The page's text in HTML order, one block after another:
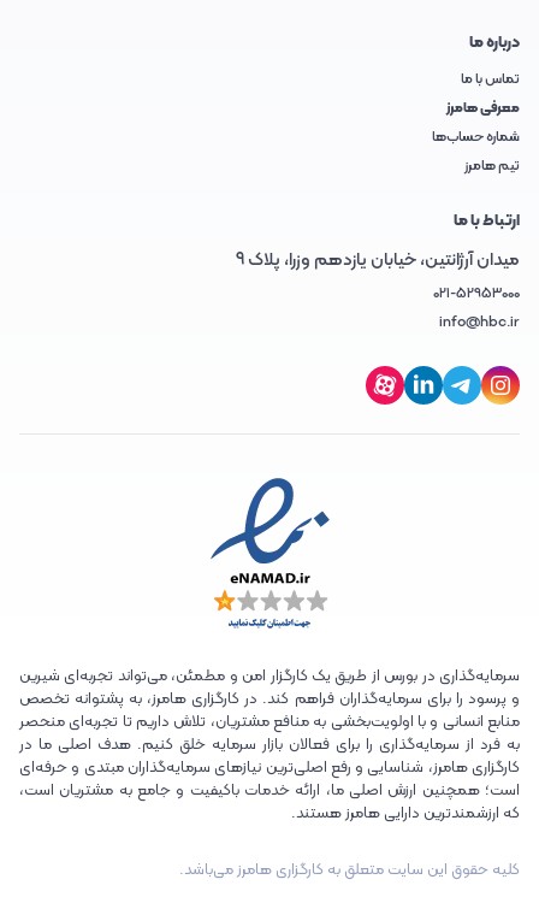
درباره ما
تماس با ما
معرفی هامرز
شماره حساب‌ها
تیم هامرز
ارتباط با ما
میدان آرژانتین، خیابان یازدهم وزرا، پلاک 9
021-52953000
info@hbc.ir
سرمایه‌گذاری در بورس از طریق یک کارگزار امن و مطمئن، می‌تواند تجربه‌ای شیرین
و پرسود را برای سرمایه‌گذاران فراهم کند. در کارگزاری هامرز، به پشتوانه تخصص
منابع انسانی و با اولویت‌بخشی به منافع مشتریان، تلاش داریم تا تجربه‌ای منحصر
به فرد از سرمایه‌گذاری را برای فعالان بازار سرمایه خلق کنیم. هدف اصلی ما در
کارگزاری هامرز، شناسایی و رفع اصلی‌ترین نیازهای سرمایه‌گذاران مبتدی و حرفه‌ای
است؛ همچنین ارزش اصلی ما، ارائه خدمات باکیفیت و جامع به مشتریان است،
که ارزشمندترین دارایی هامرز هستند.
کلیه حقوق این سایت متعلق به کارگزاری هامرز می‌باشد.